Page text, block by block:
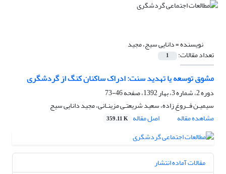
نویسنده =دانایی سیج، مجید
تعداد مقالات: 1
مشوق توسعه یا تهدید سنت: ادراک ساکنان کنگ از گردشگری
دوره 2، شماره 3، بهار 1392، صفحه
46-73
سیمیـن فــروغ زاده، سعید شریعتـی مزینـانی، مجید دانایی سیج
مشاهده مقاله
اصل مقاله 359.11 K
مقالات آماده انتشار